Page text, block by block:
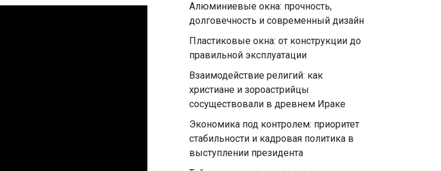
Алюминиевые окна: прочность,
долговечность и современный дизайн
Пластиковые окна: от конструкции до
правильной эксплуатации
Взаимодействие религий: как
христиане и зороастрийцы
сосуществовали в древнем Ираке
Экономика под контролем: приоритет
стабильности и кадровая политика в
выступлении президента